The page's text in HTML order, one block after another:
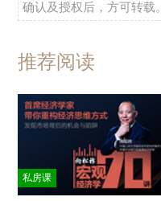
确认及授权后，方可转载。
推荐阅读
私房课